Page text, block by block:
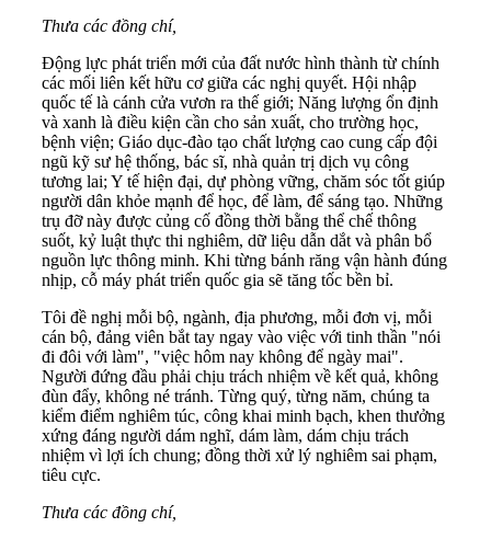
Thưa các đồng chí,
Động lực phát triển mới của đất nước hình thành từ chính
các mối liên kết hữu cơ giữa các nghị quyết. Hội nhập
quốc tế là cánh cửa vươn ra thế giới; Năng lượng ổn định
và xanh là điều kiện cần cho sản xuất, cho trường học,
bệnh viện; Giáo dục-đào tạo chất lượng cao cung cấp đội
ngũ kỹ sư hệ thống, bác sĩ, nhà quản trị dịch vụ công
tương lai; Y tế hiện đại, dự phòng vững, chăm sóc tốt giúp
người dân khỏe mạnh để học, để làm, để sáng tạo. Những
trụ đỡ này được củng cố đồng thời bằng thể chế thông
suốt, kỷ luật thực thi nghiêm, dữ liệu dẫn dắt và phân bổ
nguồn lực thông minh. Khi từng bánh răng vận hành đúng
nhịp, cỗ máy phát triển quốc gia sẽ tăng tốc bền bỉ.
Tôi đề nghị mỗi bộ, ngành, địa phương, mỗi đơn vị, mỗi
cán bộ, đảng viên bắt tay ngay vào việc với tinh thần "nói
đi đôi với làm", "việc hôm nay không để ngày mai".
Người đứng đầu phải chịu trách nhiệm về kết quả, không
đùn đẩy, không né tránh. Từng quý, từng năm, chúng ta
kiểm điểm nghiêm túc, công khai minh bạch, khen thưởng
xứng đáng người dám nghĩ, dám làm, dám chịu trách
nhiệm vì lợi ích chung; đồng thời xử lý nghiêm sai phạm,
tiêu cực.
Thưa các đồng chí,